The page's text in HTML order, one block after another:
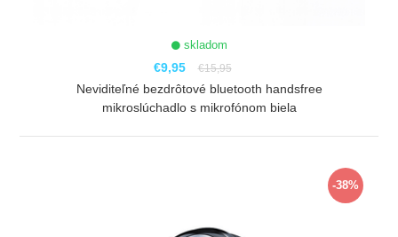
skladom
€9,95 €15,95
Neviditeľné bezdrôtové bluetooth handsfree
mikroslúchadlo s mikrofónom biela
-38%